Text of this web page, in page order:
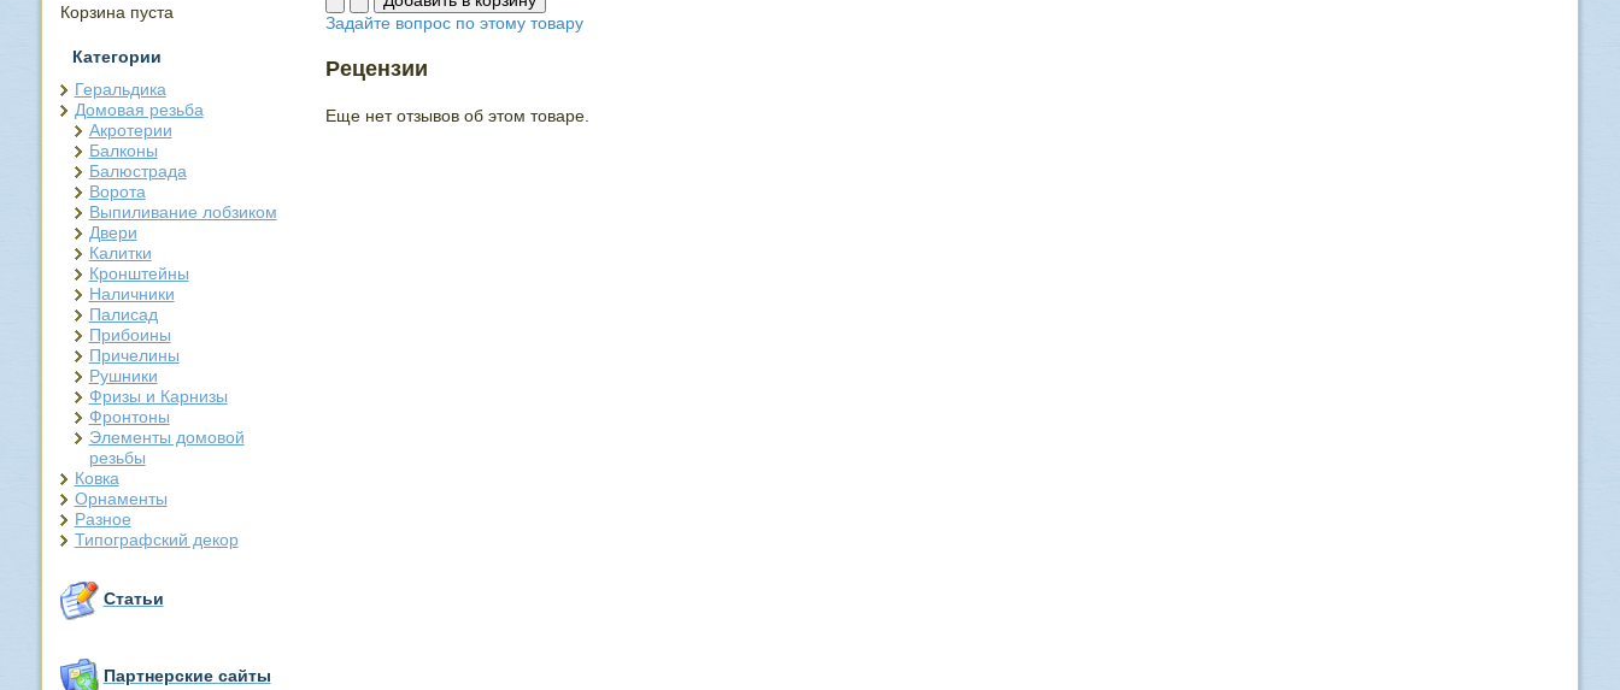
Корзина пуста
Категории
Геральдика
Домовая резьба
Акротерии
Балконы
Балюстрада
Ворота
Выпиливание лобзиком
Двери
Калитки
Кронштейны
Наличники
Палисад
Прибоины
Причелины
Рушники
Фризы и Карнизы
Фронтоны
Элементы домовой
резьбы
Ковка
Орнаменты
Разное
Типографский декор
Статьи
Партнерские сайты
Задайте вопрос по этому товару
Рецензии
Еще нет отзывов об этом товаре.